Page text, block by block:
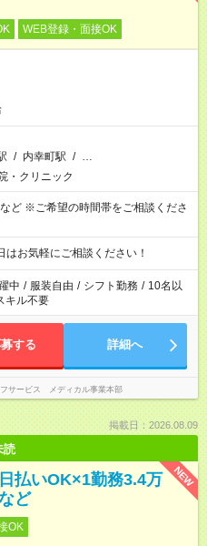
WEB登録・面接OK
/ 内幸町駅 / …
・クリニック
ど ※ご希望の時間帯をご相談くださ
お気軽にご相談ください！
中 / 服装自由 / シフト勤務 / 10名以
キル不要
する 詳細へ
サービス メディカル事業本部
掲載日：2026.08.09
読
NEW
払いOK×1勤務3.4万
ど
OK